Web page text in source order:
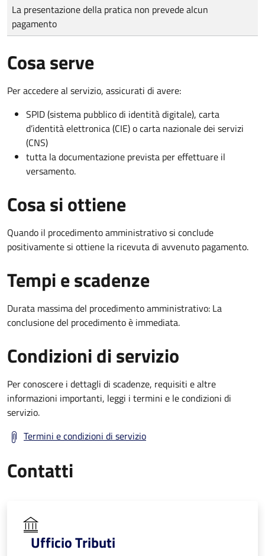
Tipo di pagamento
Importo
La presentazione della pratica non prevede alcun
pagamento
Cosa serve
Per accedere al servizio, assicurati di avere:
SPID (sistema pubblico di identità digitale), carta
d’identità elettronica (CIE) o carta nazionale dei servizi
(CNS)
tutta la documentazione prevista per effettuare il
versamento.
Cosa si ottiene
Quando il procedimento amministrativo si conclude
positivamente si ottiene la ricevuta di avvenuto pagamento.
Tempi e scadenze
Durata massima del procedimento amministrativo: La
conclusione del procedimento è immediata.
Condizioni di servizio
Per conoscere i dettagli di scadenze, requisiti e altre
informazioni importanti, leggi i termini e le condizioni di
servizio.
Termini e condizioni di servizio
Contatti
Ufficio Tributi